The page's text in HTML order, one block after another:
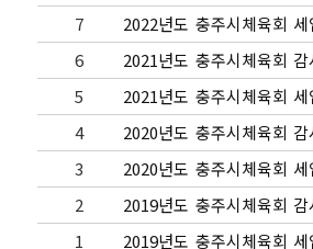
7
2022년도 충주시체육회
6
2021년도 충주시체육회
5
2021년도 충주시체육회
4
2020년도 충주시체육회
3
2020년도 충주시체육회
2
2019년도 충주시체육회
1
2019년도 충주시체육회